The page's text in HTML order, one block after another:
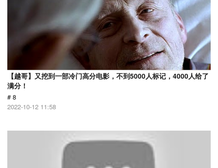
【越哥】又挖到一部冷门高分电影，不到5000人标记，4000人给了
满分！
# 8
2022-10-12 11:58